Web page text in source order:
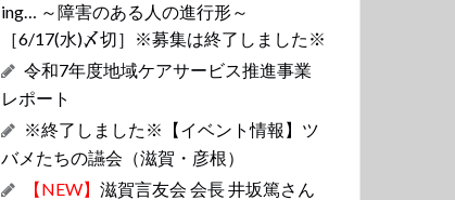
ing… ～障害のある人の進行形～
［6/17(水)〆切］※募集は終了しました※
令和7年度地域ケアサービス推進事業
レポート
※終了しました※【イベント情報】ツ
バメたちの讌会（滋賀・彦根）
【NEW】 滋賀言友会 会長 井坂篤さん